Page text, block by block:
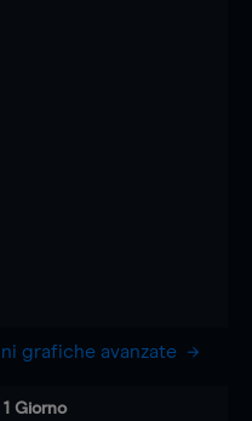
grafiche avanzate
1 Giorno